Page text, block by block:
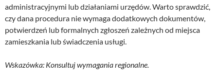
administracyjnymi lub działaniami urzędów. Warto sprawdzić,
czy dana procedura nie wymaga dodatkowych dokumentów,
potwierdzeń lub formalnych zgłoszeń zależnych od miejsca
zamieszkania lub świadczenia usługi.
Wskazówka: Konsultuj wymagania regionalne.